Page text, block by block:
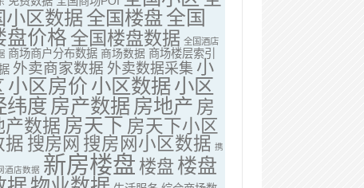
小区数据全国楼盘全国
盘价格 全国楼盘数据 全国酒店
商场商户分布数据 商场数据 商场楼层索引
外卖商家数据 外卖数据采集 小
小区房价 小区数据小区
纬度 房产数据 房地产 房
产数据 房天下 房天下小区
据 搜房网 搜房网小区数据 携
酒店数据 新房楼盘 楼盘 楼盘